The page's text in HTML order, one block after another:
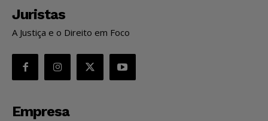
Juristas
A Justiça e o Direito em Foco
Empresa